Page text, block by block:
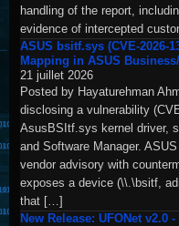
handling of the report,
evidence of intercepted
ASUS bsitf.sys (CVE-2026-
Mapping in ASUS
21 juillet 2026
Posted by Hayaturehman
disclosing a vulnerability
AsusBSItf.sys kernel driver,
and Software Manager.
vendor advisory with
exposes a device (\\.\bsitf,
that […]
New Release: UFONet v2.0